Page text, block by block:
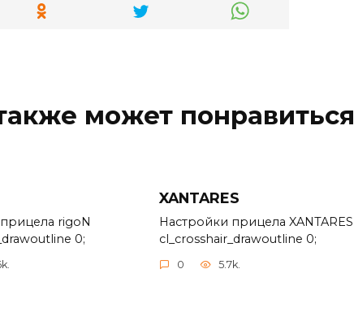
может понравиться
rigoN
0;
XANTARES
Настройки прицела XANTARES
cl_crosshair_drawoutline 0;
0 5.7k.